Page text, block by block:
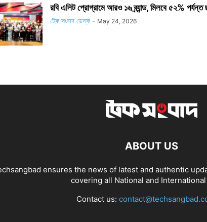
রবি এলিট প্রোগ্রামে আরও ১৬ ব্র্যান্ড, মিলবে ৫২% পর্যন্ত
টেক সংবাদ ডেস্ক - May 24, 2026
ABOUT US
ensures the news of latest and authentic
covering all National and
Contact us: